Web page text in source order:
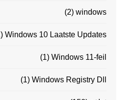
windows
(2)
Windows 10 Laatste Updates
(1)
Windows 11-feil
(1)
Windows Registry Dll
(1)